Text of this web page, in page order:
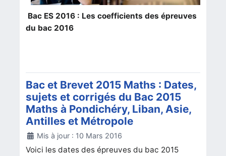
Bac ES 2016 : Les coefficients des épreuves
du bac 2016
Bac et Brevet 2015 Maths : Dates,
sujets et corrigés du Bac 2015
Maths à Pondichéry, Liban, Asie,
Antilles et Métropole
DétailsMis à jour : 10 Mars 2016
Voici les dates des épreuves du bac 2015